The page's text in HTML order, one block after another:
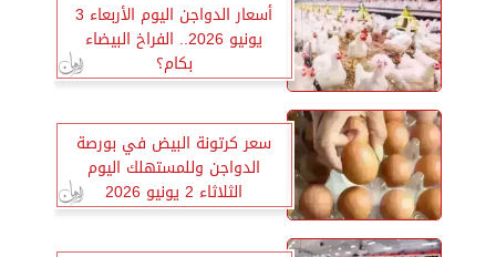
أسعار الدواجن اليوم الأربعاء 3
يونيو 2026.. الفراخ البيضاء
بكام؟
سعر كرتونة البيض في بورصة
الدواجن وللمستهلك اليوم
الثلاثاء 2 يونيو 2026